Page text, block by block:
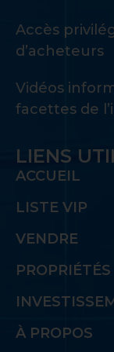
Accès
d’acheteurs
Vidéos
facettes de
LIENS
ACCUEIL
LISTE VIP
VENDRE
PROPRIÉTÉS
À PROPOS